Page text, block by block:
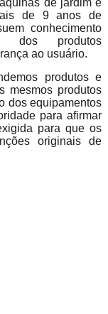
de jardim e
de 9 anos de
conhecimento
dos produtos
ao usuário.
produtos e
mesmos produtos
dos equipamentos
para afirmar
para que os
originais de